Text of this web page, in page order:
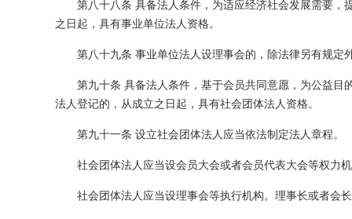
第八十八条 具备法人条件，为适应经济社会发展需要
之日起，具有事业单位法人资格。
第八十九条 事业单位法人设理事会的，除法律另有规
第九十条 具备法人条件，基于会员共同意愿，为公益
法人登记的，从成立之日起，具有社会团体法人资格。
第九十一条 设立社会团体法人应当依法制定法人章程。
社会团体法人应当设会员大会或者会员代表大会等权力
社会团体法人应当设理事会等执行机构。理事长或者会